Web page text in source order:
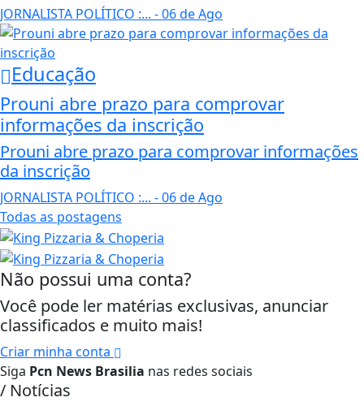
JORNALISTA POLÍTICO :... - 06 de Ago
Educação
Prouni abre prazo para comprovar
informações da inscrição
Prouni abre prazo para comprovar informações
da inscrição
JORNALISTA POLÍTICO :... - 06 de Ago
Todas as postagens
Não possui uma conta?
Você pode ler matérias exclusivas, anunciar
classificados e muito mais!
Criar minha conta
Siga Pcn News Brasilia nas redes sociais
/ Notícias